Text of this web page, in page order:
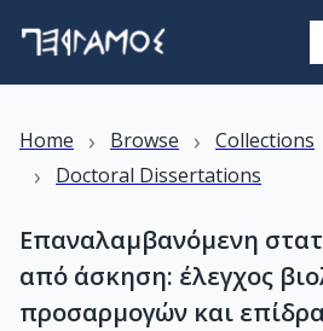
Home › Browse › Collections
› Doctoral Dissertations
Επαναλαμβανόμενη
από άσκηση: έλεγχος
προσαρμογών και